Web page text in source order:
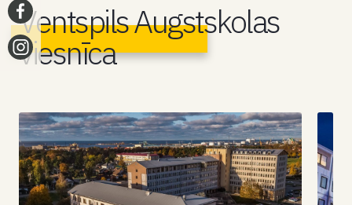
Ventspils Augstskolas
viesnīca